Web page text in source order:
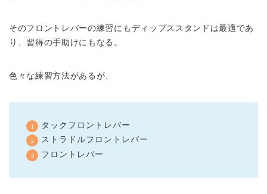
そのフロントレバーの練習にもディップススタンドは最適であ
り、習得の手助けにもなる。
色々な練習方法があるが、
タックフロントレバー
ストラドルフロントレバー
フロントレバー